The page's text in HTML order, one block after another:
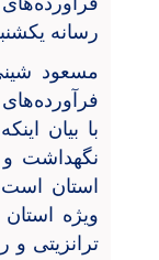
رسانه یکشنبه ۲۰ مهرماه ۱۴۰۴
مسعود
با بیان
استان
ویژه
ترانزیتی و